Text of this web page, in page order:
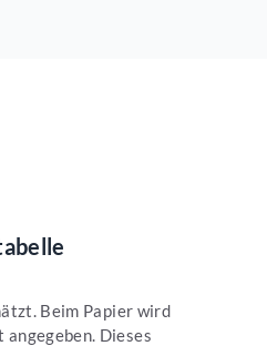
Beim Papier wird
Dieses